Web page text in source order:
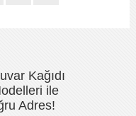
Kağıdı
ile
Adres!